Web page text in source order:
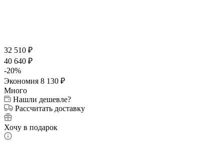
32 510 ₽
40 640 ₽
-20%
Экономия 8 130 ₽
Много
Нашли дешевле?
Рассчитать доставку
Хочу в подарок